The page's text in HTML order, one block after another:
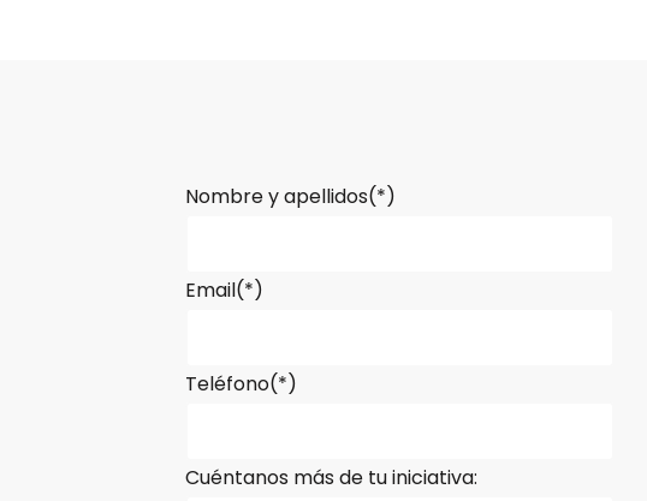
Nombre y apellidos(*)
Email(*)
Teléfono(*)
Cuéntanos más de tu iniciativa: